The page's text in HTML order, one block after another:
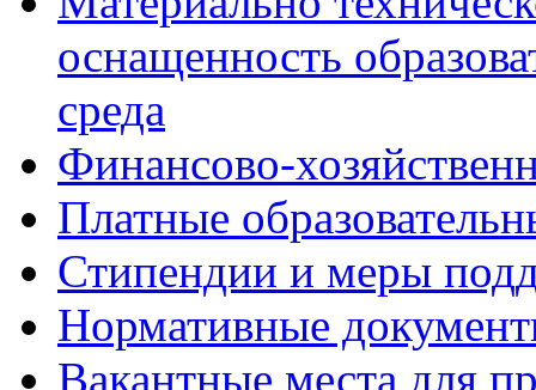
оснащенность
среда
Финансово-
Платные
Стипендии и меры
Нормативные
Вакантные места для